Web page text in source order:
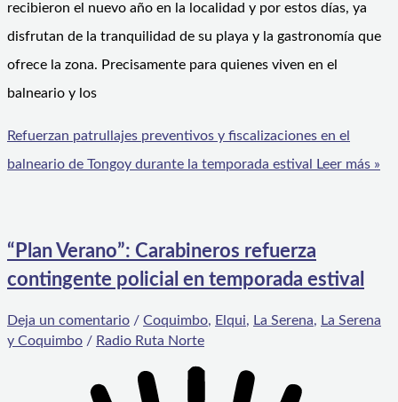
recibieron el nuevo año en la localidad y por estos días, ya
disfrutan de la tranquilidad de su playa y la gastronomía que
ofrece la zona. Precisamente para quienes viven en el
balneario y los
Refuerzan patrullajes preventivos y fiscalizaciones en el
balneario de Tongoy durante la temporada estival
Leer más »
“Plan Verano”: Carabineros refuerza
contingente policial en temporada estival
Deja un comentario / Coquimbo, Elqui, La Serena, La Serena
y Coquimbo / Radio Ruta Norte